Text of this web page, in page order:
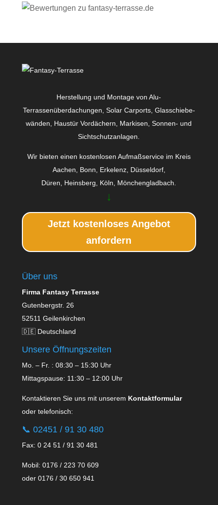
Herstellung und Montage von Alu-
Terrassenüberdachungen, Solar Carports, Glas­schiebe­
wänden, Haustür Vordächern, Markisen, Sonnen- und
Sichtschutzanlagen.
Wir bieten einen kostenlosen Aufmaßservice im Kreis
Aachen, Bonn, Erkelenz, Düsseldorf,
Düren, Heinsberg, Köln, Mönchengladbach.
↓
Jetzt kostenloses Angebot
anfordern
Über uns
Firma Fantasy Terrasse
Gutenbergstr. 26
52511 Geilenkirchen
🇩🇪 Deutschland
Unsere Öffnungszeiten
Mo. – Fr. : 08:30 – 15:30 Uhr
Mittagspause: 11:30 – 12:00 Uhr
Kontaktieren Sie uns mit unserem Kontaktformular
oder telefonisch:
📞 02451 / 91 30 480
Fax: 0 24 51 / 91 30 481
Mobil: 0176 / 223 70 609
oder 0176 / 30 650 941